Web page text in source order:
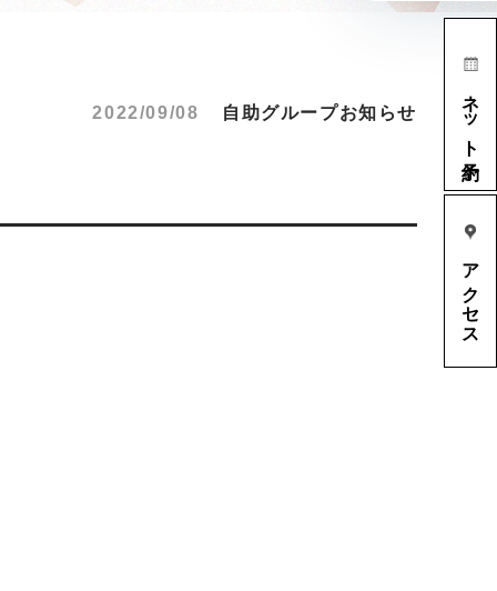
ネット予約
アクセス
2022/09/08 自助グループお知らせ